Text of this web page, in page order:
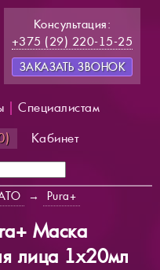
Консультация:
+375 (29) 220-15-25
ЗАКАЗАТЬ ЗВОНОК
Специалистам
Кабинет
→ Pura+
Маска
лица 1х20мл